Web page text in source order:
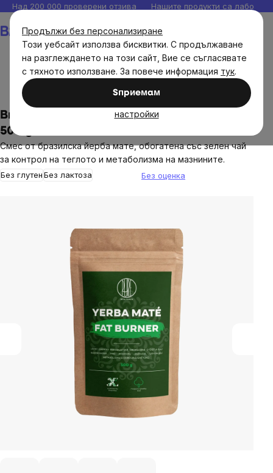
Продължи без персонализиране
Този уебсайт използва бисквитки. С продължаване
на разглеждането на този сайт, Вие се съгласявате
с тяхното използване. За повече информация тук.
Sпpиeмaм
настройки
Прескочи
към
съдържанието
Над 200 000 проверени отзива Нашите продукти са
Хранителни продукти Йерба Мате
BrainMax Pure® Yerba Maté, Fat Burner,
500 g
Смес от бразилска йерба мате, обогатена със зелен чай
за контрол на теглото и метаболизма на мазнините.
Без глутенБез лактоза
is
0,0
out
Без оценка